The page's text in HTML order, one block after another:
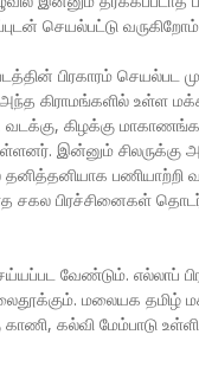
செயல்பட்டு
பிரகாரம் செயல்பட
அந்த கிராமங்களில் உள்ள
கிழக்கு
இன்னும் சிலருக்கு
பணியாற்றி
சகல பிரச்சினைகள்
வேண்டும். எல்லாப்
மலையக தமிழ்
கல்வி மேம்பாடு